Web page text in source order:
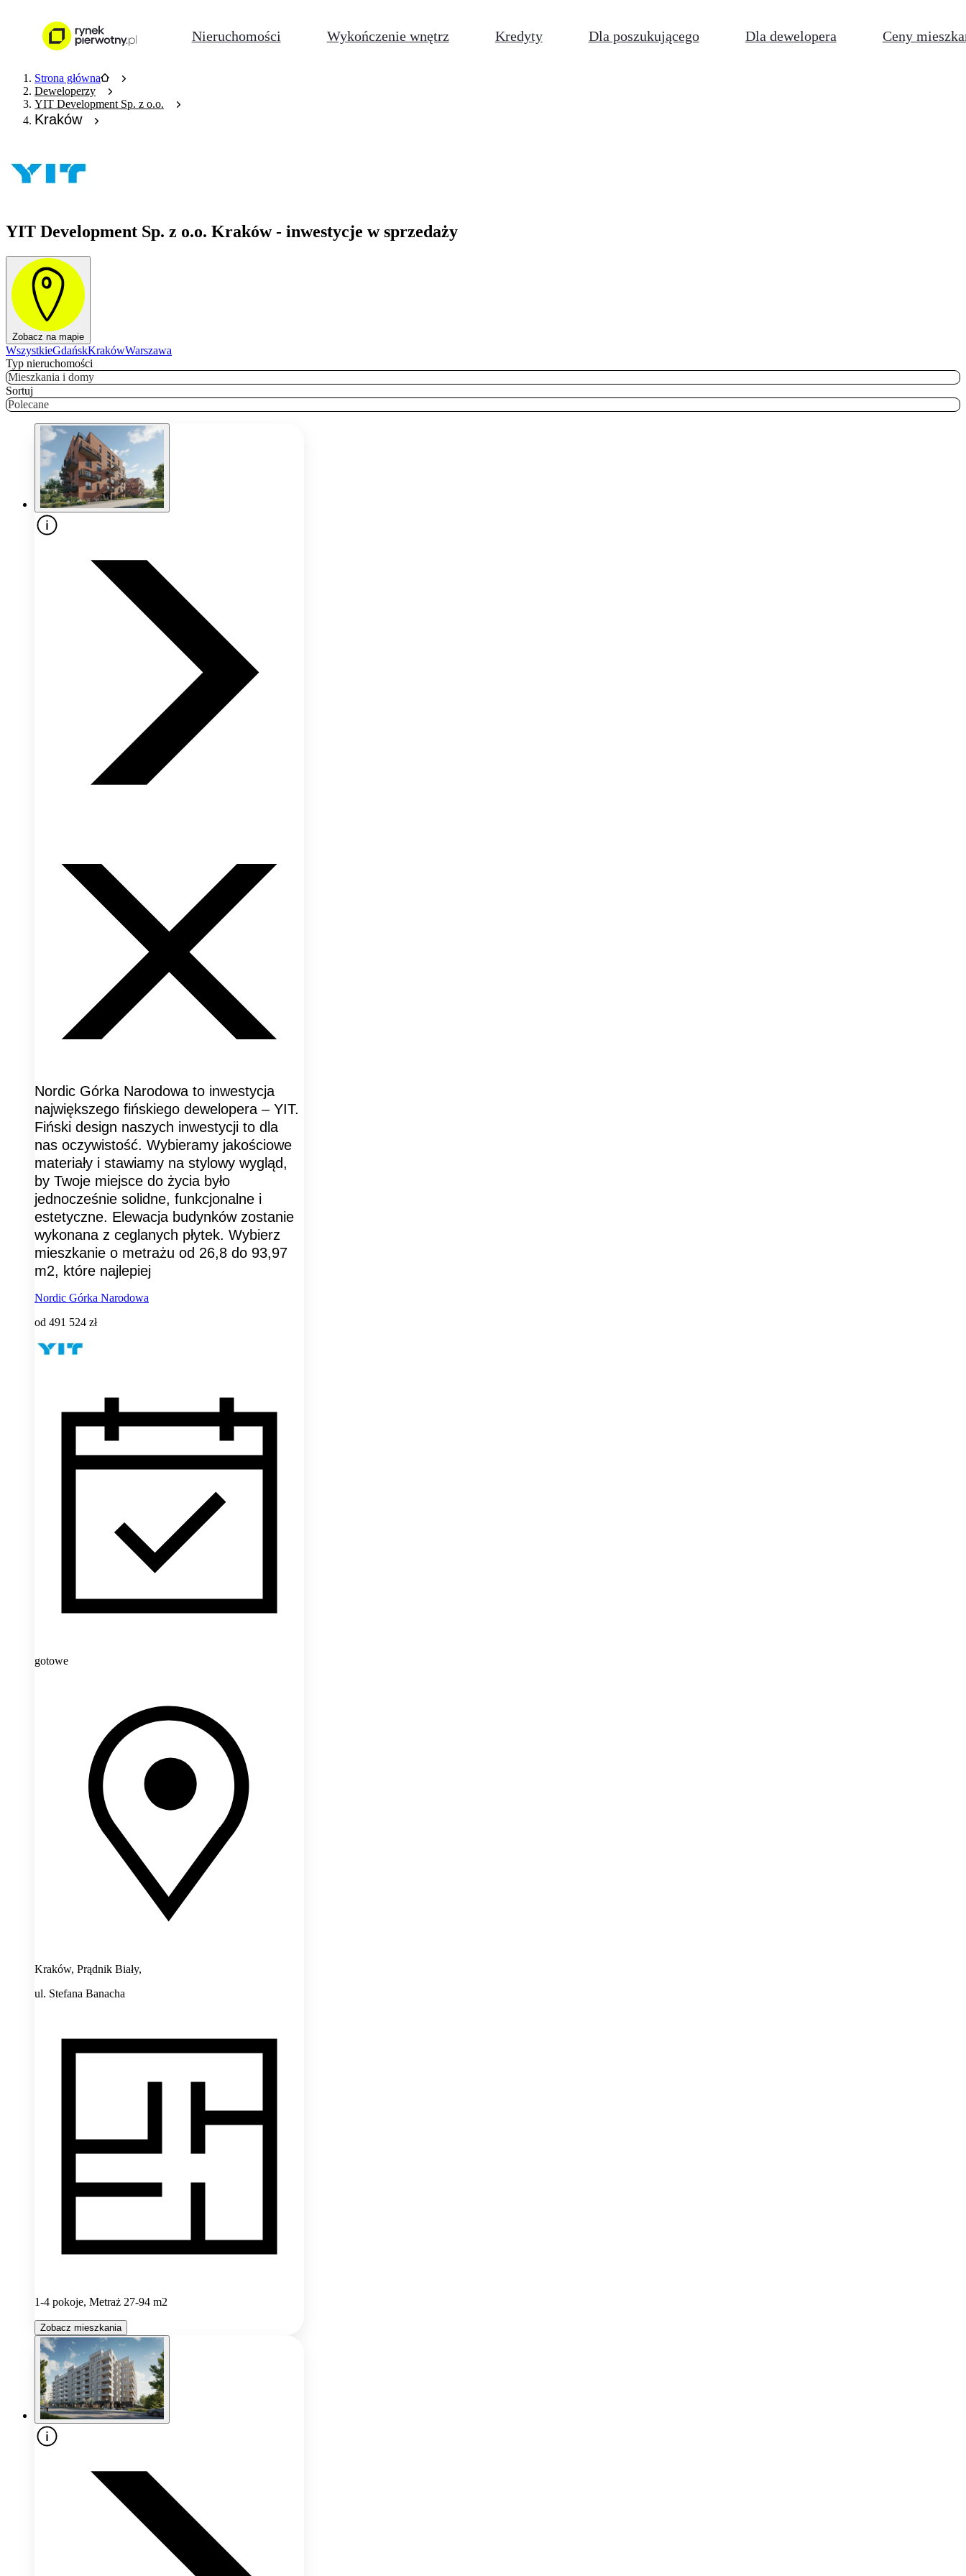
Nieruchomości Wykończenie wnętrz Kredyty Dla poszukującego Dla dewelopera Ceny
Strona główna
Deweloperzy
YIT Development Sp. z o.o.
Kraków
YIT Development Sp. z o.o. Kraków - inwestycje w sprzedaży
Zobacz na mapie
WszystkieGdańskKrakówWarszawa
Typ nieruchomości
Mieszkania i domy
Sortuj
Polecane
Nordic Górka Narodowa to inwestycja
największego fińskiego dewelopera – YIT.
Fiński design naszych inwestycji to dla
nas oczywistość. Wybieramy jakościowe
materiały i stawiamy na stylowy wygląd,
by Twoje miejsce do życia było
jednocześnie solidne, funkcjonalne i
estetyczne. Elewacja budynków zostanie
wykonana z ceglanych płytek. Wybierz
mieszkanie o metrażu od 26,8 do 93,97
m2, które najlepiej
Nordic Górka Narodowa
od 491 524 zł
gotowe
Kraków, Prądnik Biały,
ul. Stefana Banacha
1-4 pokoje, Metraż 27-94 m2
Zobacz mieszkania